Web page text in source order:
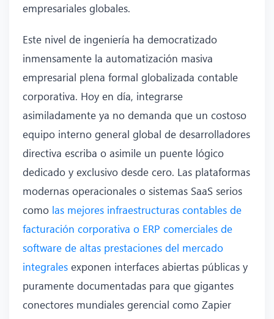
empresariales globales.
Este nivel de ingeniería ha democratizado
inmensamente la automatización masiva
empresarial plena formal globalizada contable
corporativa. Hoy en día, integrarse
asimiladamente ya no demanda que un costoso
equipo interno general global de desarrolladores
directiva escriba o asimile un puente lógico
dedicado y exclusivo desde cero. Las plataformas
modernas operacionales o sistemas SaaS serios
como las mejores infraestructuras contables de
facturación corporativa o ERP comerciales de
software de altas prestaciones del mercado
integrales exponen interfaces abiertas públicas y
puramente documentadas para que gigantes
conectores mundiales gerencial como Zapier